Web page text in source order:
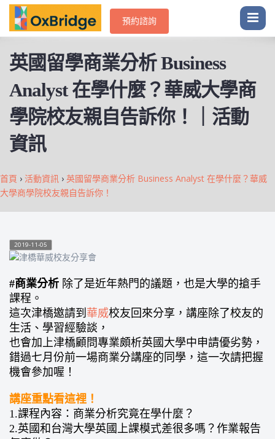
預約諮詢
英國留學商業分析 Business
Analyst 在學什麼？華威大學商
學院校友親自告訴你！｜活動
資訊
首頁 › 活動資訊 › 英國留學商業分析 Business Analyst 在學什麼？華威
大學商學院校友親自告訴你！
2019-11-05
#商業分析 除了是近年熱門的議題，也是大學的搶手
課程。
這次津橋邀請到 華威校友回來分享，講座除了校友的
生活、學習經驗談，
也會加上津橋顧問專業頗析英國大學中申請優劣勢，
錯過七月份前一場商業分講座的同學，這一次請把握
機會參加喔！
講座重點看這裡！
1.課程內容：商業分析究竟在學什麼？
2.英國和台灣大學英國上課模式差很多嗎？作業報告